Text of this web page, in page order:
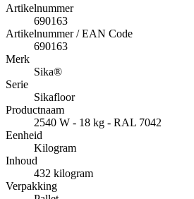
Artikelnummer
690163
Artikelnummer / EAN Code
690163
Merk
Sika®
Serie
Sikafloor
Productnaam
2540 W - 18 kg - RAL 7042
Eenheid
Kilogram
Inhoud
432 kilogram
Verpakking